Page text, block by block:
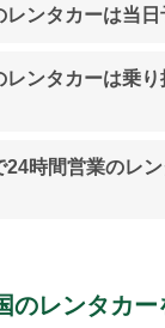
レンタカーは当日
レンタカーは乗り
24時間営業のレ
のレンタカー